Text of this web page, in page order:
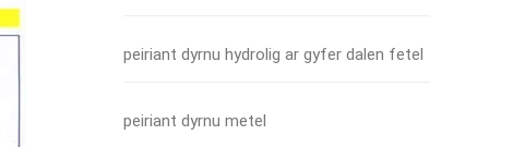
peiriant dyrnu hydrolig ar gyfer dalen fetel
peiriant dyrnu metel